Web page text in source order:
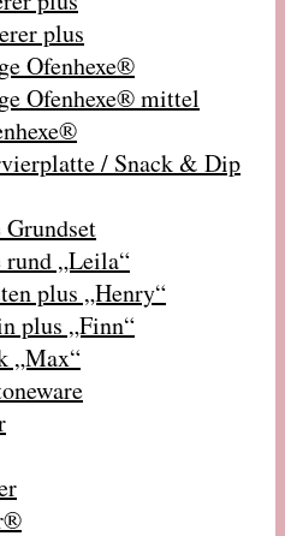
plus
Ofenhexe®
Ofenhexe® mittel
/ Snack & Dip
Grundset
rund „Leila“
plus „Henry“
plus „Finn“
„Max“